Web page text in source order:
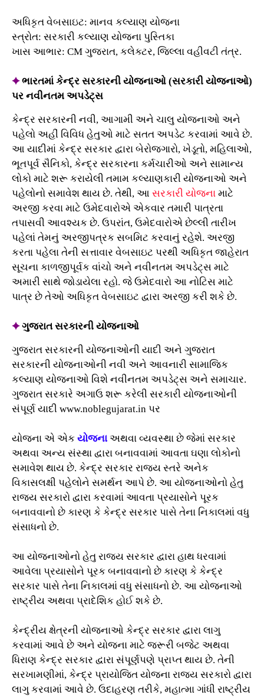
અધિકૃત વેબસાઇટ: માનવ કલ્યાણ યોજના
સ્ત્રોત: સરકારી કલ્યાણ યોજના પુસ્તિકા
ખાસ આભાર: CM ગુજરાત, કલેક્ટર, જિલ્લા વહીવટી તંત્ર.
✦ ભારતમાં કેન્દ્ર સરકારની યોજનાઓ (સરકારી યોજનાઓ)
પર નવીનતમ અપડેટ્સ
કેન્દ્ર સરકારની નવી, આગામી અને ચાલુ યોજનાઓ અને
પહેલો અહીં વિવિધ હેતુઓ માટે સતત અપડેટ કરવામાં આવે છે.
આ યાદીમાં કેન્દ્ર સરકાર દ્વારા બેરોજગારો, ખેડૂતો, મહિલાઓ,
ભૂતપૂર્વ સૈનિકો, કેન્દ્ર સરકારના કર્મચારીઓ અને સામાન્ય
લોકો માટે શરૂ કરાયેલી તમામ કલ્યાણકારી યોજનાઓ અને
પહેલોનો સમાવેશ થાય છે. તેથી, આ સરકારી યોજના માટે
અરજી કરવા માટે ઉમેદવારોએ એકવાર તમારી પાત્રતા
તપાસવી આવશ્યક છે. ઉપરાંત, ઉમેદવારોએ છેલ્લી તારીખ
પહેલાં તેમનું અરજીપત્રક સબમિટ કરવાનું રહેશે. અરજી
કરતા પહેલા તેની સત્તાવાર વેબસાઇટ પરથી અધિકૃત જાહેરાત
સૂચના કાળજીપૂર્વક વાંચો અને નવીનતમ અપડેટ્સ માટે
અમારી સાથે જોડાયેલા રહો. જે ઉમેદવારો આ નોટિસ માટે
પાત્ર છે તેઓ અધિકૃત વેબસાઇટ દ્વારા અરજી કરી શકે છે.
✦ ગુજરાત સરકારની યોજનાઓ
ગુજરાત સરકારની યોજનાઓની યાદી અને ગુજરાત
સરકારની યોજનાઓની નવી અને આવનારી સામાજિક
કલ્યાણ યોજનાઓ વિશે નવીનતમ અપડેટ્સ અને સમાચાર.
ગુજરાત સરકારે અગાઉ શરૂ કરેલી સરકારી યોજનાઓની
સંપૂર્ણ યાદી www.noblegujarat.in પર
યોજના એ એક યોજનાઅથવા વ્યવસ્થા છે જેમાં સરકાર
અથવા અન્ય સંસ્થા દ્વારા બનાવવામાં આવતા ઘણા લોકોનો
સમાવેશ થાય છે. કેન્દ્ર સરકાર રાજ્ય સ્તરે અનેક
વિકાસલક્ષી પહેલોને સમર્થન આપે છે. આ યોજનાઓનો હેતુ
રાજ્ય સરકારો દ્વારા કરવામાં આવતા પ્રયાસોને પૂરક
બનાવવાનો છે કારણ કે કેન્દ્ર સરકાર પાસે તેના નિકાલમાં વધુ
સંસાધનો છે.
આ યોજનાઓનો હેતુ રાજ્ય સરકાર દ્વારા હાથ ધરવામાં
આવેલા પ્રયાસોને પૂરક બનાવવાનો છે કારણ કે કેન્દ્ર
સરકાર પાસે તેના નિકાલમાં વધુ સંસાધનો છે. આ યોજનાઓ
રાષ્ટ્રીય અથવા પ્રાદેશિક હોઈ શકે છે.
કેન્દ્રીય ક્ષેત્રની યોજનાઓ કેન્દ્ર સરકાર દ્વારા લાગુ
કરવામાં આવે છે અને યોજના માટે જરૂરી બજેટ અથવા
ધિરાણ કેન્દ્ર સરકાર દ્વારા સંપૂર્ણપણે પ્રાપ્ત થાય છે. તેની
સરખામણીમાં, કેન્દ્ર પ્રાયોજિત યોજના રાજ્ય સરકારો દ્વારા
લાગુ કરવામાં આવે છે. ઉદાહરણ તરીકે, મહાત્મા ગાંધી રાષ્ટ્રીય